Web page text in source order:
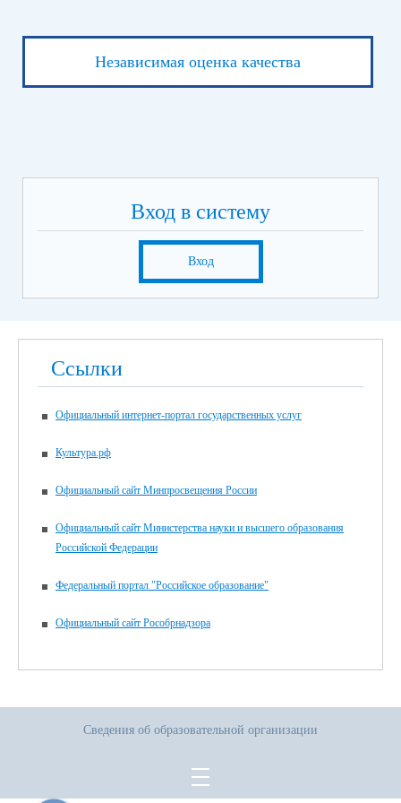
Независимая оценка качества
Вход в систему
Вход
Ссылки
Официальный интернет-портал государственных услуг
Культура.рф
Официальный сайт Минпросвещения России
Официальный сайт Министерства науки и высшего образования
Российской Федерации
Федеральный портал "Российское образование"
Официальный сайт Рособрнадзора
Сведения об образовательной организации